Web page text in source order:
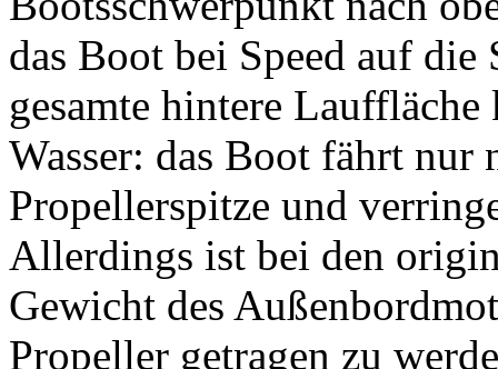
das Boot bei Speed auf
gesamte hintere
Wasser: das Boot fährt nur
Propellerspitze und
Allerdings ist bei den
Gewicht des
Propeller getragen zu